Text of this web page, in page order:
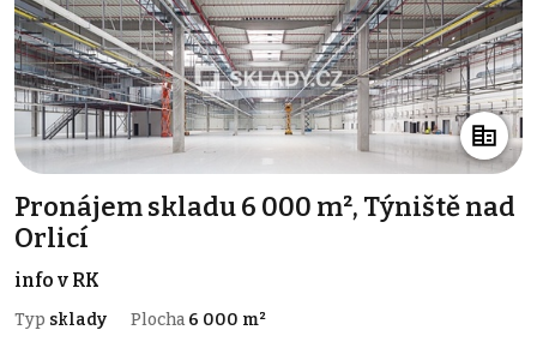
Pronájem skladu 6 000 m², Týniště nad
Orlicí
info v RK
Typ sklady Plocha 6 000 m²